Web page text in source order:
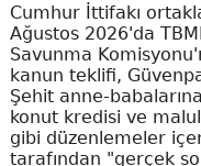
Cumhur İttifakı
Ağustos 2026'da
Savunma
kanun teklifi,
Şehit anne-
konut kredisi ve
gibi düzenlemeler
tarafından "gerçek